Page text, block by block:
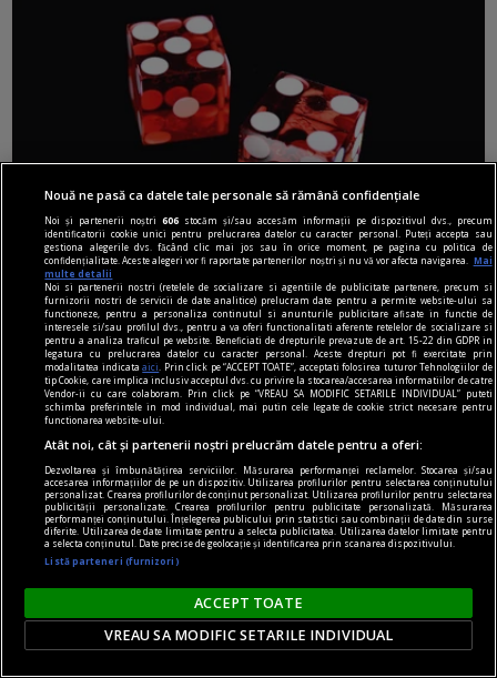
publicitate
De unde vine expresia „Zarurile au fost
aruncate"?
„Să înceapă jocul!”.
Nouă ne pasă ca datele tale personale să rămână confidențiale
Noi și partenerii noștri606 stocăm și/sau accesăm informații pe dispozitivul dvs., precum
identificatorii cookie unici pentru prelucrarea datelor cu caracter personal. Puteți accepta sau
gestiona alegerile dvs. făcând clic mai jos sau în orice moment, pe pagina cu politica de
confidențialitate. Aceste alegeri vor fi raportate partenerilor noștri și nu vă vor afecta navigarea.
Mai
multe detalii
Noi si partenerii nostri (retelele de socializare si agentiile de publicitate partenere, precum si
furnizorii nostri de servicii de date analitice) prelucram date pentru a permite website-ului sa
functioneze, pentru a personaliza continutul si anunturile publicitare afisate in functie de
interesele si/sau profilul dvs., pentru a va oferi functionalitati aferente retelelor de socializare si
pentru a analiza traficul pe website. Beneficiati de drepturile prevazute de art. 15-22 din GDPR in
legatura cu prelucrarea datelor cu caracter personal. Aceste drepturi pot fi exercitate prin
modalitatea indicataaici
. Prin click pe “ACCEPT TOATE”, acceptati folosirea tuturor Tehnologiilor de
tip Cookie, care implica inclusiv acceptul dvs. cu privire la stocarea/accesarea informatiilor de catre
Vendor-ii cu care colaboram. Prin click pe “VREAU SA MODIFIC SETARILE INDIVIDUAL” puteti
schimba preferintele in mod individual, mai putin cele legate de cookie strict necesare pentru
functionarea website-ului.
Atât noi, cât și partenerii noștri prelucrăm datele pentru a oferi:
Dezvoltarea și îmbunătățirea serviciilor. Măsurarea performanței reclamelor. Stocarea și/sau
accesarea informațiilor de pe un dispozitiv. Utilizarea profilurilor pentru selectarea conținutului
personalizat. Crearea profilurilor de conținut personalizat. Utilizarea profilurilor pentru selectarea
publicității personalizate. Crearea profilurilor pentru publicitate personalizată. Măsurarea
performanței conținutului. Înțelegerea publicului prin statistici sau combinații de date din surse
diferite. Utilizarea de date limitate pentru a selecta publicitatea. Utilizarea datelor limitate pentru
a selecta conținutul. Date precise de geolocație și identificarea prin scanarea dispozitivului.
Listă parteneri (furnizori)
ACCEPT TOATE
VREAU SA MODIFIC SETARILE INDIVIDUAL